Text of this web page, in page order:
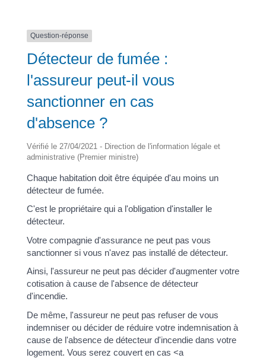
Question-réponse
Détecteur de fumée :
l'assureur peut-il vous
sanctionner en cas
d'absence ?
Vérifié le 27/04/2021 - Direction de l'information légale et
administrative (Premier ministre)
Chaque habitation doit être équipée d'au moins un
détecteur de fumée.
C'est le propriétaire qui a l'obligation d'installer le
détecteur.
Votre compagnie d'assurance ne peut pas vous
sanctionner si vous n'avez pas installé de détecteur.
Ainsi, l'assureur ne peut pas décider d'augmenter votre
cotisation à cause de l'absence de détecteur
d'incendie.
De même, l'assureur ne peut pas refuser de vous
indemniser ou décider de réduire votre indemnisation à
cause de l'absence de détecteur d'incendie dans votre
logement. Vous serez couvert en cas <a